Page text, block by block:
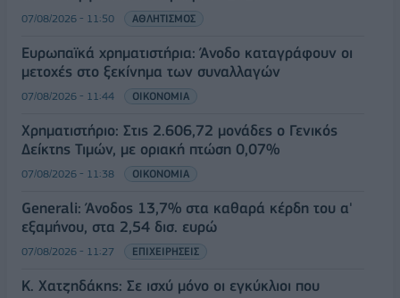
07/08/2026 - 11:50 ΑΘΛΗΤΙΣΜΟΣ
Ευρωπαϊκά χρηματιστήρια: Άνοδο καταγράφουν οι
μετοχές στο ξεκίνημα των συναλλαγών
07/08/2026 - 11:44 ΟΙΚΟΝΟΜΙΑ
Χρηματιστήριο: Στις 2.606,72 μονάδες ο Γενικός
Δείκτης Τιμών, με οριακή πτώση 0,07%
07/08/2026 - 11:38 ΟΙΚΟΝΟΜΙΑ
Generali: Άνοδος 13,7% στα καθαρά κέρδη του α'
εξαμήνου, στα 2,54 δισ. ευρώ
07/08/2026 - 11:27 ΕΠΙΧΕΙΡΗΣΕΙΣ
Κ. Χατζηδάκης: Σε ισχύ μόνο οι εγκύκλιοι που